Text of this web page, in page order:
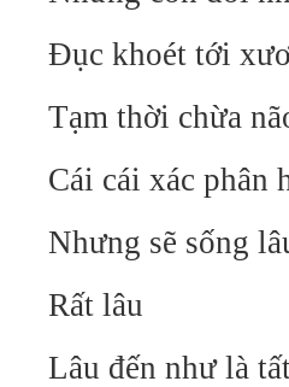
Đục khoét tới
Tạm thời chừa
Cái cái xác phân
Nhưng sẽ sống
Rất lâu
Lâu đến như là